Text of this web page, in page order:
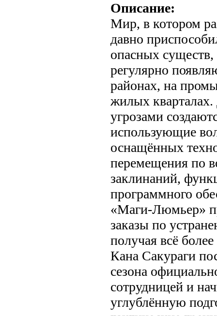
Описание:
Мир, в котором
давно
опасных
регулярно
районах, на
жилых
угрозами
использующие
оснащённых
перемещения по
заклинаний,
программного
«Маги-Люмьер»
заказы по
получая всё
Кана Сакураги
сезона
сотрудницей и
углублённую